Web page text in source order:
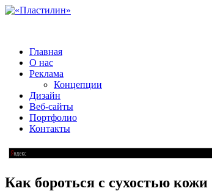
Главная
О нас
Реклама
Концепции
Дизайн
Веб-сайты
Портфолио
Контакты
Как бороться с сухостью кожи